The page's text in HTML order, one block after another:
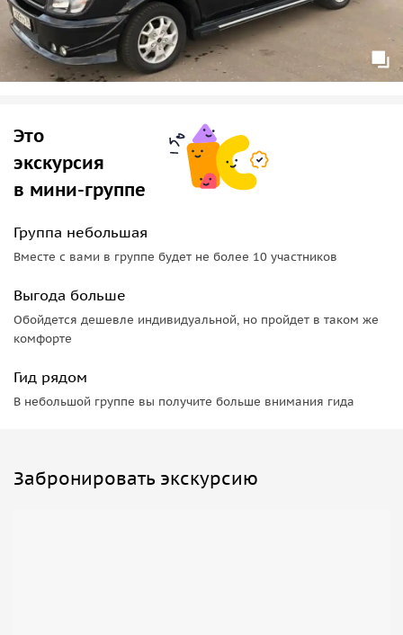
Это
экскурсия
в мини-группе
Группа небольшая
Вместе с вами в группе будет не более 10 участников
Выгода больше
Обойдется дешевле индивидуальной, но пройдет в таком же
комфорте
Гид рядом
В небольшой группе вы получите больше внимания гида
Забронировать экскурсию